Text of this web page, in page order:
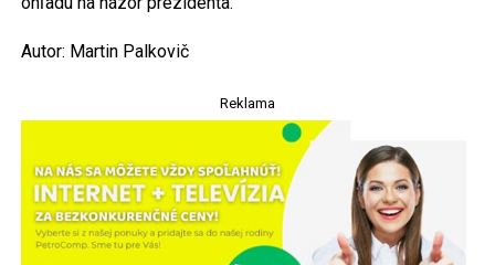
Autor: Martin Palkovič
Reklama